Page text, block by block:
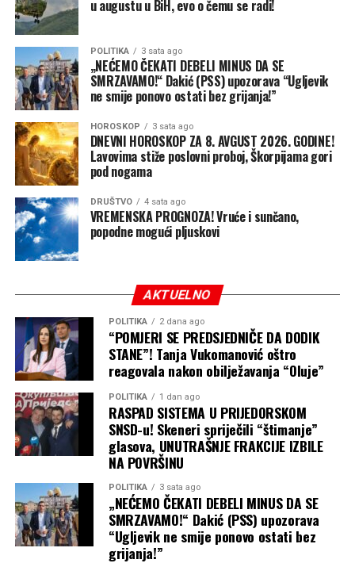
Inicijativa: Sufinansiranje od najmanje
50% za toplotne pumpe i klime
Podnesenom inicijativom predlaže se donošenje
Pravilnika koji bi izradile stručne službe opštinske
u augustu u BiH, evo o čemu se radi!
POLITIKA 3 sata ago
„NEĆEMO ČEKATI DEBELI MINUS DA SE
SMRZAVAMO!“ Dakić (PSS) upozorava “Ugljevik
ne smije ponovo ostati bez grijanja!”
HOROSKOP 3 sata ago
DNEVNI HOROSKOP ZA 8. AVGUST 2026. GODINE!
Lavovima stiže poslovni proboj, Škorpijama gori
pod nogama
DRUŠTVO 4 sata ago
VREMENSKA PROGNOZA! Vruće i sunčano,
popodne mogući pljuskovi
AKTUELNO
POLITIKA 2 dana ago
“POMJERI SE PREDSJEDNIČE DA DODIK
STANE”! Tanja Vukomanović oštro
reagovala nakon obilježavanja “Oluje”
POLITIKA 1 dan ago
RASPAD SISTEMA U PRIJEDORSKOM
SNSD-u! Skeneri spriječili “štimanje”
glasova, UNUTRAŠNJE FRAKCIJE IZBILE
NA POVRŠINU
POLITIKA 3 sata ago
„NEĆEMO ČEKATI DEBELI MINUS DA SE
SMRZAVAMO!“ Dakić (PSS) upozorava
“Ugljevik ne smije ponovo ostati bez
grijanja!”